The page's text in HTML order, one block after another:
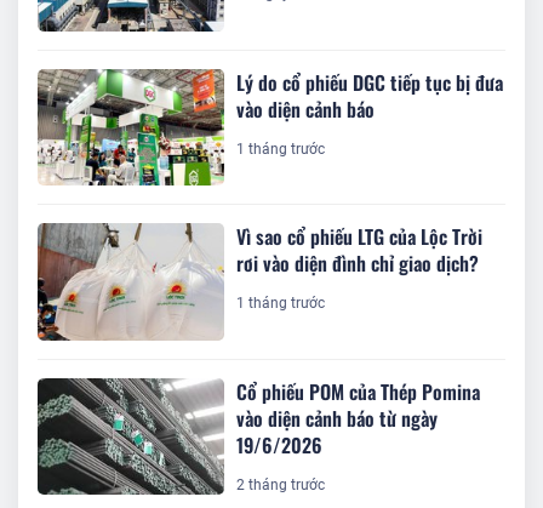
Lý do cổ phiếu DGC tiếp tục bị đưa
vào diện cảnh báo
1 tháng trước
Vì sao cổ phiếu LTG của Lộc Trời
rơi vào diện đình chỉ giao dịch?
1 tháng trước
Cổ phiếu POM của Thép Pomina
vào diện cảnh báo từ ngày
19/6/2026
2 tháng trước